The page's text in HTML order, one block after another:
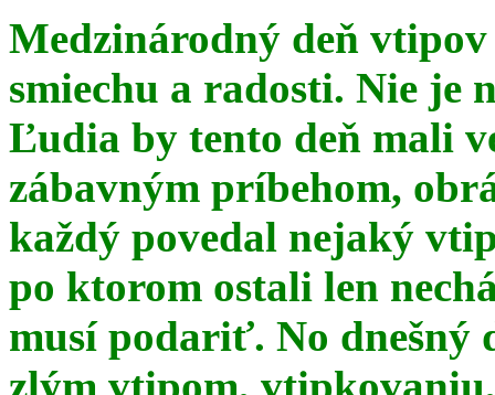
Medzinárodný deň
smiechu a radosti. Nie je
Ľudia by tento deň mali
zábavným príbehom,
každý povedal nejaký
po ktorom ostali len
musí podariť. No dnešný